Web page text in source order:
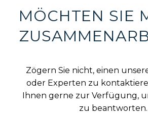
MÖCHTEN SIE
Zögern Sie nicht, einen
oder Experten zu
Ihnen gerne zur Verfügung,
zu beantworten.